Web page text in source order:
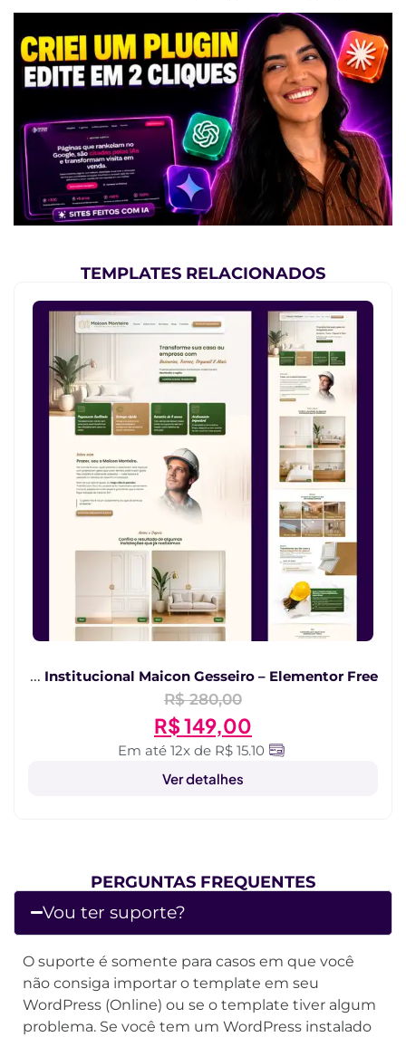
TEMPLATES RELACIONADOS
Site Institucional Maicon Gesseiro – Elementor Free
R$280,00
R$149,00
Em até 12x de R$ 15.10
Ver detalhes
PERGUNTAS FREQUENTES
Vou ter suporte?
O suporte é somente para casos em que você
não consiga importar o template em seu
WordPress (Online) ou se o template tiver algum
problema. Se você tem um WordPress instalado